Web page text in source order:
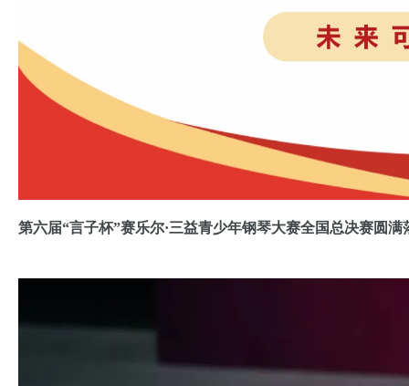
第六届“言子杯”赛乐尔·三益青少年钢琴大赛全国总决赛圆满